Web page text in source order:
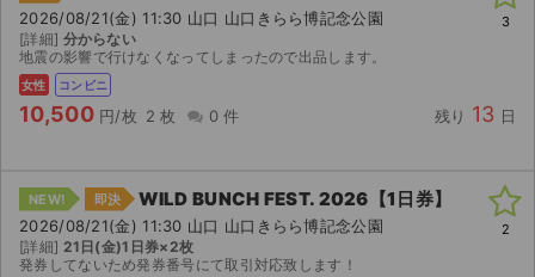
2026/08/21(金) 11:30 山口 山口きらら博記念公園
[詳細] 分からない
地震の影響で行けなくなってしまったので出品します。
女性 コンビニ
10,500 円/枚 2 枚 0 件 残り 13 日
3
NEW! 即決 WILD BUNCH FEST. 2026【1日券】
2026/08/21(金) 11:30 山口 山口きらら博記念公園
[詳細] 21日(金)1日券×2枚
発券してないため発券番号にて取引対応致します！
2